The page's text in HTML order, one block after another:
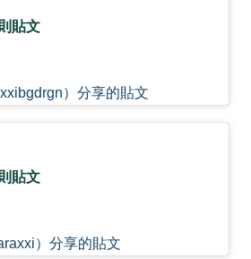
貼文
）分享的貼文
貼文
）分享的貼文